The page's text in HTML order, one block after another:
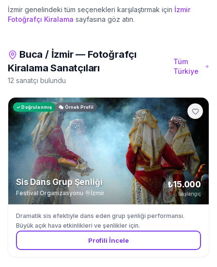
İzmir genelindeki tüm seçenekleri karşılaştırmak için İzmir
Fotoğrafçı Kiralama sayfasına göz atın.
Buca / İzmir— Fotoğrafçı
Kiralama Sanatçıları
12 sanatçı bulundu
Tüm
Türkiye
✓ Doğrulanmış 🎭 Örnek Profil
Sis Dans Grup Şenliği
Festival Organizasyonu· İzmir
₺15.000
başlangıç
Dramatik sis efektiyle dans eden grup şenliği performansı.
Büyük açık hava etkinlikleri ve şenlikler için.
Profili İncele